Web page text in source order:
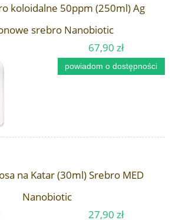
koloidalne 50ppm (250ml) Ag
srebro Nanobiotic
67,90 zł
powiadom o dostępności
na Katar (30ml) Srebro MED
Nanobiotic
27,90 zł